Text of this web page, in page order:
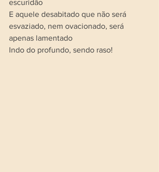
escuridão
E aquele desabitado que não será
esvaziado, nem ovacionado, será
apenas lamentado
Indo do profundo, sendo raso!